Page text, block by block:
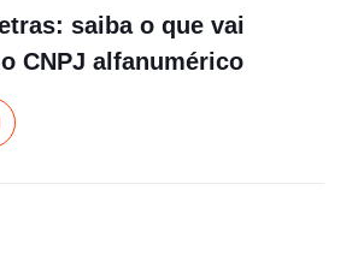
saiba o que vai
CNPJ alfanumérico